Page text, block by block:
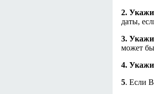
2.
даты,
3.
может
4.
5. Если